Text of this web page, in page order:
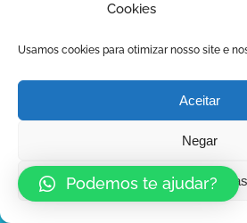
Cookies
Usamos cookies para otimizar nosso site e
Aceitar
Negar
Ver preferências
Podemos te ajudar?